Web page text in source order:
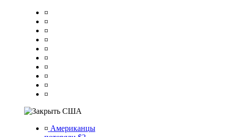
¤
¤
¤
¤
¤
¤
¤
¤
¤
¤
США
¤ Американцы